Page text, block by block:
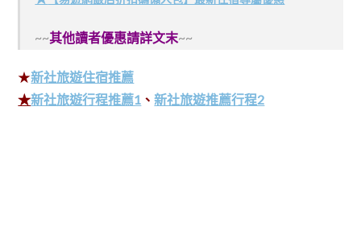
~~其他讀者優惠請詳文末~~
★新社旅遊住宿推薦
★新社旅遊行程推薦1 、新社旅遊推薦行程2